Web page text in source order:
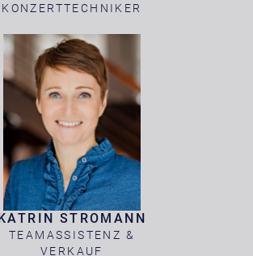
KONZERTTECHNIKER
STROMANN
TEAMASSISTENZ &
VERKAUF